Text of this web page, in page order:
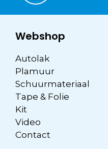
Webshop
Autolak
Plamuur
Schuurmateriaal
Tape & Folie
Kit
Video
Contact